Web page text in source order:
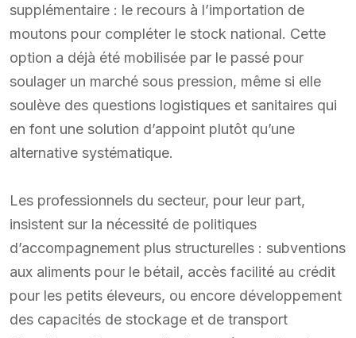
supplémentaire : le recours à l’importation de
moutons pour compléter le stock national. Cette
option a déjà été mobilisée par le passé pour
soulager un marché sous pression, même si elle
soulève des questions logistiques et sanitaires qui
en font une solution d’appoint plutôt qu’une
alternative systématique.
Les professionnels du secteur, pour leur part,
insistent sur la nécessité de politiques
d’accompagnement plus structurelles : subventions
aux aliments pour le bétail, accès facilité au crédit
pour les petits éleveurs, ou encore développement
des capacités de stockage et de transport